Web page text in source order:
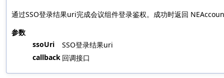
通过SSO登录结果uri完成会议组件登录鉴权。成功时返回
参数
ssoUri
SSO登录结果uri
callback 回调接口